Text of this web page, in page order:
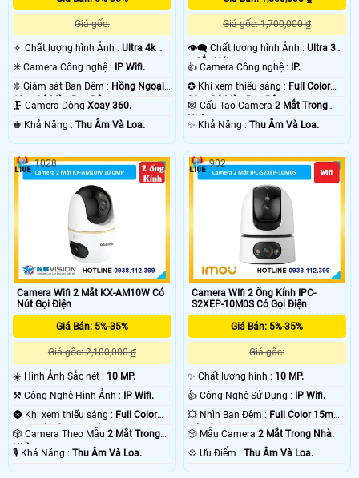
Giá gốc:
🔅 Chất lượng hình Ảnh : Ultra 4k 👍🏾
.
✳️ Camera Công nghệ :
IP Wifi.
❈ Giám sát Ban Đêm : Hồng Ngoại
10m Có Màu Ban Ðêm.
🗜️ Camera Dòng Xoay 360.
️♚ Khả Năng : Thu Âm Và Loa.
Giá gốc: 1,700,000 ₫
👁️‍🗨 Chất lượng hình Ảnh :Ultra 3k
+ Sắc Nét .
👍 Camera Công nghệ :
IP.
✪ Khi xem thiếu sáng : Full Color
30m Có Màu Ban Ðêm.
🕸️ Cấu Tạo Camera2 Mắt Trong
Nhà.
️✨ Khả Năng :Thu Âm Và Loa.
Camera Wifi 2 Mắt KX-AM10W Có
Nút Gọi Điện
Giá Bán: 5%-35%
Giá gốc: 2,100,000 ₫
☀️ Hình Ảnh Sắc nét : 10 MP.
⚒ Công Nghệ Hình Ảnh :
IP Wifi.
🌚 Khi xem thiếu sáng : Full Color
30m Có Màu Ban Ðêm.
🎲 Camera Theo Mẫu 2 Mắt Trong
Nhà.
️🎙 Khả Năng : Thu Âm Và Loa.
1028
Camera WIfi 2 Ống Kính IPC-
S2XEP-10M0S Có Gọi Điện
Giá Bán: 5%-35%
Giá gốc:
✨ Chất lượng hình : 10 MP.
👍 Công Nghệ Sử Dụng :
IP Wifi.
💥 Nhìn Ban Đêm : Full Color 15m
Có Màu Ban Ðêm.
🎲 Mẫu Camera2 Mắt Trong Nhà.
️💠 Ưu Điểm :Thu Âm Và Loa.
902